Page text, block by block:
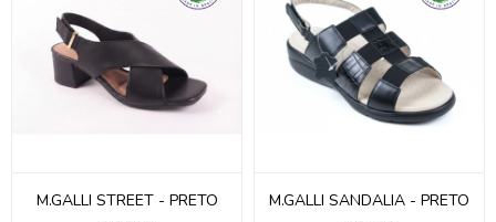
M.GALLI STREET - PRETO M.GALLI SANDALIA - PRETO